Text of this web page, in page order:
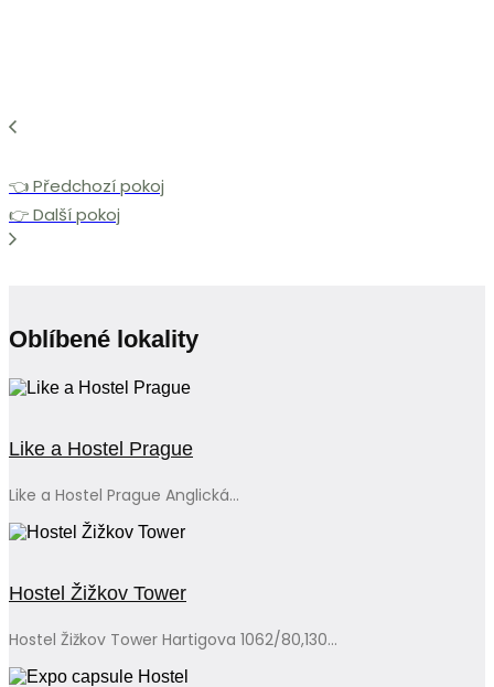
👈 Předchozí pokoj
👉 Další pokoj
Oblíbené lokality
Like a Hostel Prague
Like a Hostel Prague Anglická...
Hostel Žižkov Tower
Hostel Žižkov Tower Hartigova 1062/80,130...